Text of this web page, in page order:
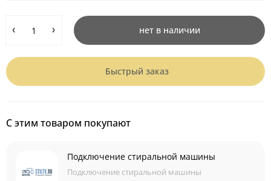
нет в наличии
Быстрый заказ
С этим товаром покупают
Подключение стиральной машины
Подключение стиральной машины